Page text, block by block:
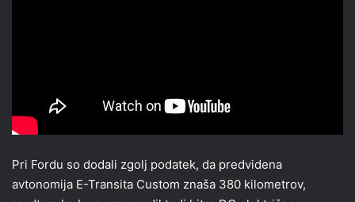
Pri Fordu so dodali zgolj podatek, da predvidena
avtonomija E-Transita Custom znaša 380 kilometrov,